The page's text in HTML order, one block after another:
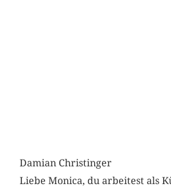
Damian Christinger
Liebe Monica, du arbeitest als